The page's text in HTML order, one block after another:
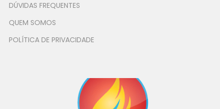
DÚVIDAS FREQUENTES
QUEM SOMOS
POLÍTICA DE PRIVACIDADE